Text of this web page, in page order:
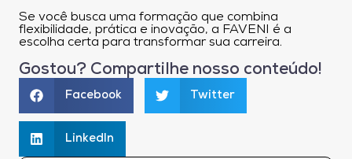
Se você busca uma formação que combina
flexibilidade, prática e inovação, a FAVENI é a
escolha certa para transformar sua carreira.
Gostou? Compartilhe nosso conteúdo!
Facebook Twitter
LinkedIn